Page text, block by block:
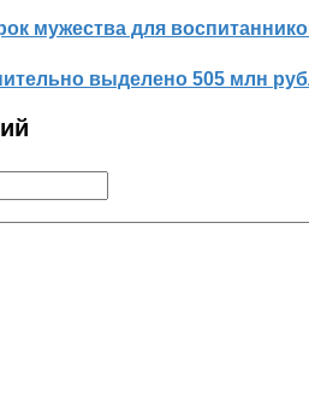
мужества для
выделено 505 млн